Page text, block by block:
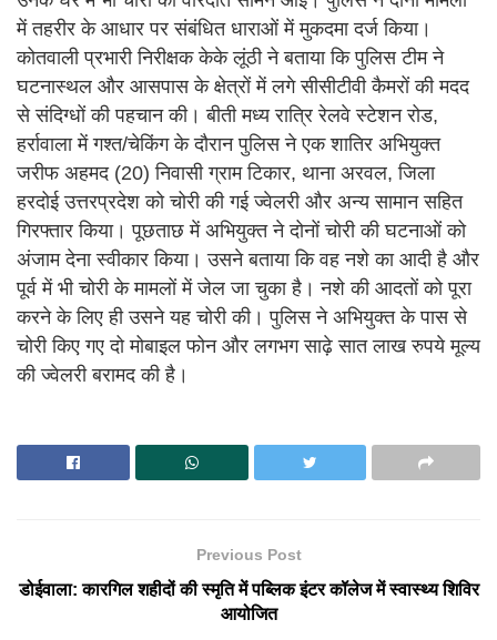
में तहरीर के आधार पर संबंधित धाराओं में मुकदमा दर्ज किया।
कोतवाली प्रभारी निरीक्षक केके लूंठी ने बताया कि पुलिस टीम ने
घटनास्थल और आसपास के क्षेत्रों में लगे सीसीटीवी कैमरों की मदद
से संदिग्धों की पहचान की। बीती मध्य रात्रि रेलवे स्टेशन रोड,
हर्रावाला में गश्त/चेकिंग के दौरान पुलिस ने एक शातिर अभियुक्त
जरीफ अहमद (20) निवासी ग्राम टिकार, थाना अरवल, जिला
हरदोई उत्तरप्रदेश को चोरी की गई ज्वेलरी और अन्य सामान सहित
गिरफ्तार किया। पूछताछ में अभियुक्त ने दोनों चोरी की घटनाओं को
अंजाम देना स्वीकार किया। उसने बताया कि वह नशे का आदी है और
पूर्व में भी चोरी के मामलों में जेल जा चुका है। नशे की आदतों को पूरा
करने के लिए ही उसने यह चोरी की। पुलिस ने अभियुक्त के पास से
चोरी किए गए दो मोबाइल फोन और लगभग साढ़े सात लाख रुपये मूल्य
की ज्वेलरी बरामद की है।
Previous Post
डोईवाला: कारगिल शहीदों की स्मृति में पब्लिक इंटर कॉलेज में स्वास्थ्य शिविर
आयोजित